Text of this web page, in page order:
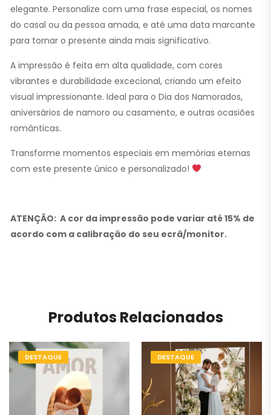
elegante. Personalize com uma frase especial, os nomes
do casal ou da pessoa amada, e até uma data marcante
para tornar o presente ainda mais significativo.
A impressão é feita em alta qualidade, com cores
vibrantes e durabilidade excecional, criando um efeito
visual impressionante. Ideal para o Dia dos Namorados,
aniversários de namoro ou casamento, e outras ocasiões
românticas.
Transforme momentos especiais em memórias eternas
com este presente único e personalizado!
ATENÇÃO: A cor da impressão pode variar até 15% de
acordo com a calibração do seu ecrã/monitor.
Produtos Relacionados
DESTAQUE DESTAQUE